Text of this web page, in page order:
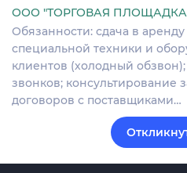
ООО "ТОРГОВАЯ ПЛОЩАДКА
Обязанности: сдача в
специальной техники и
клиентов (холодный
звонков; консультирование
договоров с поставщиками…